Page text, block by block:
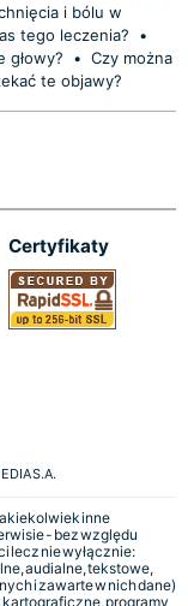
i bólu w
tego leczenia?
•
głowy?
• Czy można
te objawy?
Certyfikaty
S.A.
inne
- bez względu
lecz nie wyłącznie:
audialne, tekstowe,
i zawarte w nich dane)
programy